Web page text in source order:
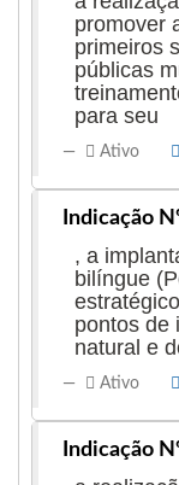
promover
primeiros
públicas
para seu
Ativo
Indicação
, a
bilíngue
pontos de
natural e
Ativo
Indicação